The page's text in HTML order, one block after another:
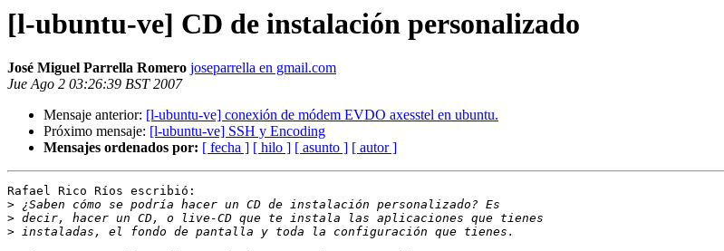
[l-ubuntu-ve] CD de instalación personalizado
José Miguel Parrella Romero joseparrella en gmail.com
Jue Ago 2 03:26:39 BST 2007
Mensaje anterior: [l-ubuntu-ve] conexión de módem EVDO axesstel en ubuntu.
Próximo mensaje: [l-ubuntu-ve] SSH y Encoding
Mensajes ordenados por: [ fecha ] [ hilo ] [ asunto ] [ autor ]
Rafael Rico Ríos escribió:
>
>
>